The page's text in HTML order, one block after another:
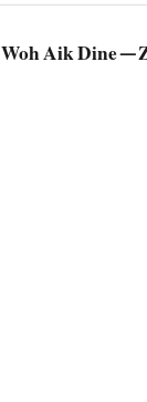
Woh Aik Dine —